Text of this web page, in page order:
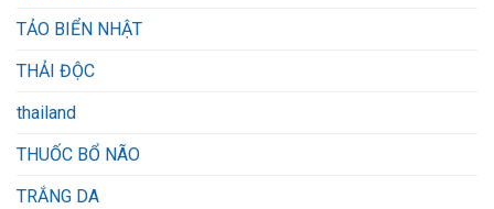
TẢO BIỂN NHẬT
THẢI ĐỘC
thailand
THUỐC BỔ NÃO
TRẮNG DA